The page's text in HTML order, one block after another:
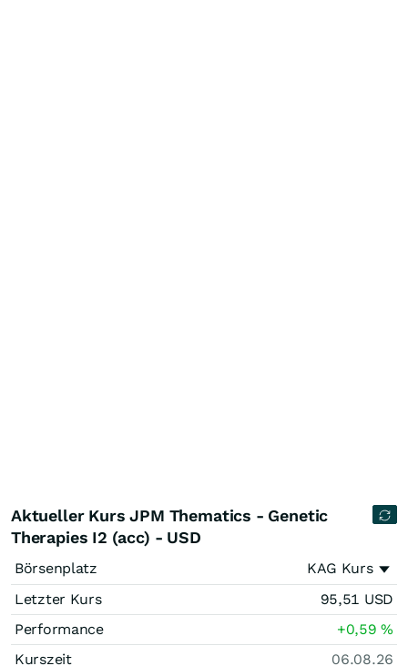
Aktueller Kurs JPM Thematics - Genetic
Therapies I2 (acc) - USD
Börsenplatz
KAG Kurs
Letzter Kurs
95,51 USD
Performance
+0,59%
Kurszeit
06.08.26